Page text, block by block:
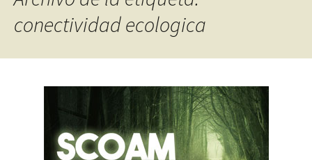
conectividad ecologica